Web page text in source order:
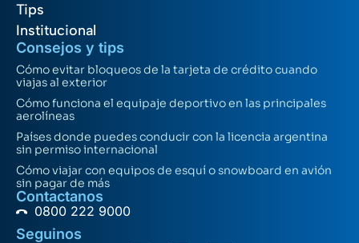
Tips
Institucional
Consejos y tips
Cómo evitar bloqueos de la tarjeta de crédito cuando
viajas al exterior
Cómo funciona el equipaje deportivo en las principales
aerolíneas
Países donde puedes conducir con la licencia argentina
sin permiso internacional
Cómo viajar con equipos de esquí o snowboard en avión
sin pagar de más
Contactanos
0800 222 9000
Seguinos